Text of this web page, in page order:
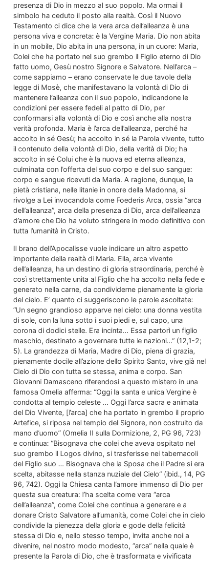
presenza di Dio in mezzo al suo popolo. Ma ormai il
simbolo ha ceduto il posto alla realtà. Così il Nuovo
Testamento ci dice che la vera arca dell’alleanza è una
persona viva e concreta: è la Vergine Maria. Dio non abita
in un mobile, Dio abita in una persona, in un cuore: Maria,
Colei che ha portato nel suo grembo il Figlio eterno di Dio
fatto uomo, Gesù nostro Signore e Salvatore. Nell’arca –
come sappiamo – erano conservate le due tavole della
legge di Mosè, che manifestavano la volontà di Dio di
mantenere l’alleanza con il suo popolo, indicandone le
condizioni per essere fedeli al patto di Dio, per
conformarsi alla volontà di Dio e così anche alla nostra
verità profonda. Maria è l’arca dell’alleanza, perché ha
accolto in sé Gesù; ha accolto in sé la Parola vivente, tutto
il contenuto della volontà di Dio, della verità di Dio; ha
accolto in sé Colui che è la nuova ed eterna alleanza,
culminata con l’offerta del suo corpo e del suo sangue:
corpo e sangue ricevuti da Maria. A ragione, dunque, la
pietà cristiana, nelle litanie in onore della Madonna, si
rivolge a Lei invocandola come Foederis Arca, ossia “arca
dell’alleanza”, arca della presenza di Dio, arca dell’alleanza
d’amore che Dio ha voluto stringere in modo definitivo con
tutta l’umanità in Cristo.
Il brano dell’Apocalisse vuole indicare un altro aspetto
importante della realtà di Maria. Ella, arca vivente
dell’alleanza, ha un destino di gloria straordinaria, perché è
così strettamente unita al Figlio che ha accolto nella fede e
generato nella carne, da condividerne pienamente la gloria
del cielo. E’ quanto ci suggeriscono le parole ascoltate:
“Un segno grandioso apparve nel cielo: una donna vestita
di sole, con la luna sotto i suoi piedi e, sul capo, una
corona di dodici stelle. Era incinta… Essa partorì un figlio
maschio, destinato a governare tutte le nazioni…” (12,1-2;
5). La grandezza di Maria, Madre di Dio, piena di grazia,
pienamente docile all’azione dello Spirito Santo, vive già nel
Cielo di Dio con tutta se stessa, anima e corpo. San
Giovanni Damasceno riferendosi a questo mistero in una
famosa Omelia afferma: “Oggi la santa e unica Vergine è
condotta al tempio celeste … Oggi l’arca sacra e animata
del Dio Vivente, [l’arca] che ha portato in grembo il proprio
Artefice, si riposa nel tempio del Signore, non costruito da
mano d’uomo” (Omelia II sulla Dormizione, 2, PG 96, 723)
e continua: “Bisognava che colei che aveva ospitato nel
suo grembo il Logos divino, si trasferisse nei tabernacoli
del Figlio suo … Bisognava che la Sposa che il Padre si era
scelta, abitasse nella stanza nuziale del Cielo” (ibid., 14, PG
96, 742). Oggi la Chiesa canta l’amore immenso di Dio per
questa sua creatura: l’ha scelta come vera “arca
dell’alleanza”, come Colei che continua a generare e a
donare Cristo Salvatore all’umanità, come Colei che in cielo
condivide la pienezza della gloria e gode della felicità
stessa di Dio e, nello stesso tempo, invita anche noi a
divenire, nel nostro modo modesto, “arca” nella quale è
presente la Parola di Dio, che è trasformata e vivificata